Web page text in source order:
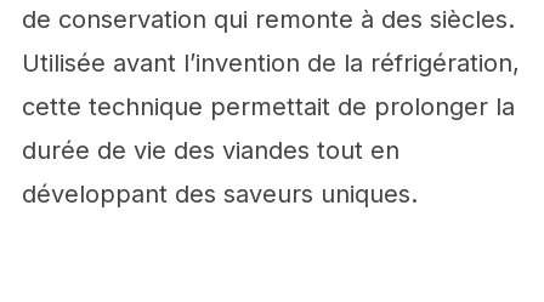
de conservation qui remonte à des siècles.
Utilisée avant l’invention de la réfrigération,
cette technique permettait de prolonger la
durée de vie des viandes tout en
développant des saveurs uniques.